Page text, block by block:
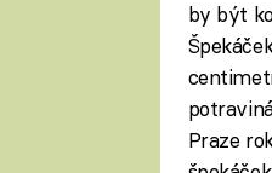
by být
Praze